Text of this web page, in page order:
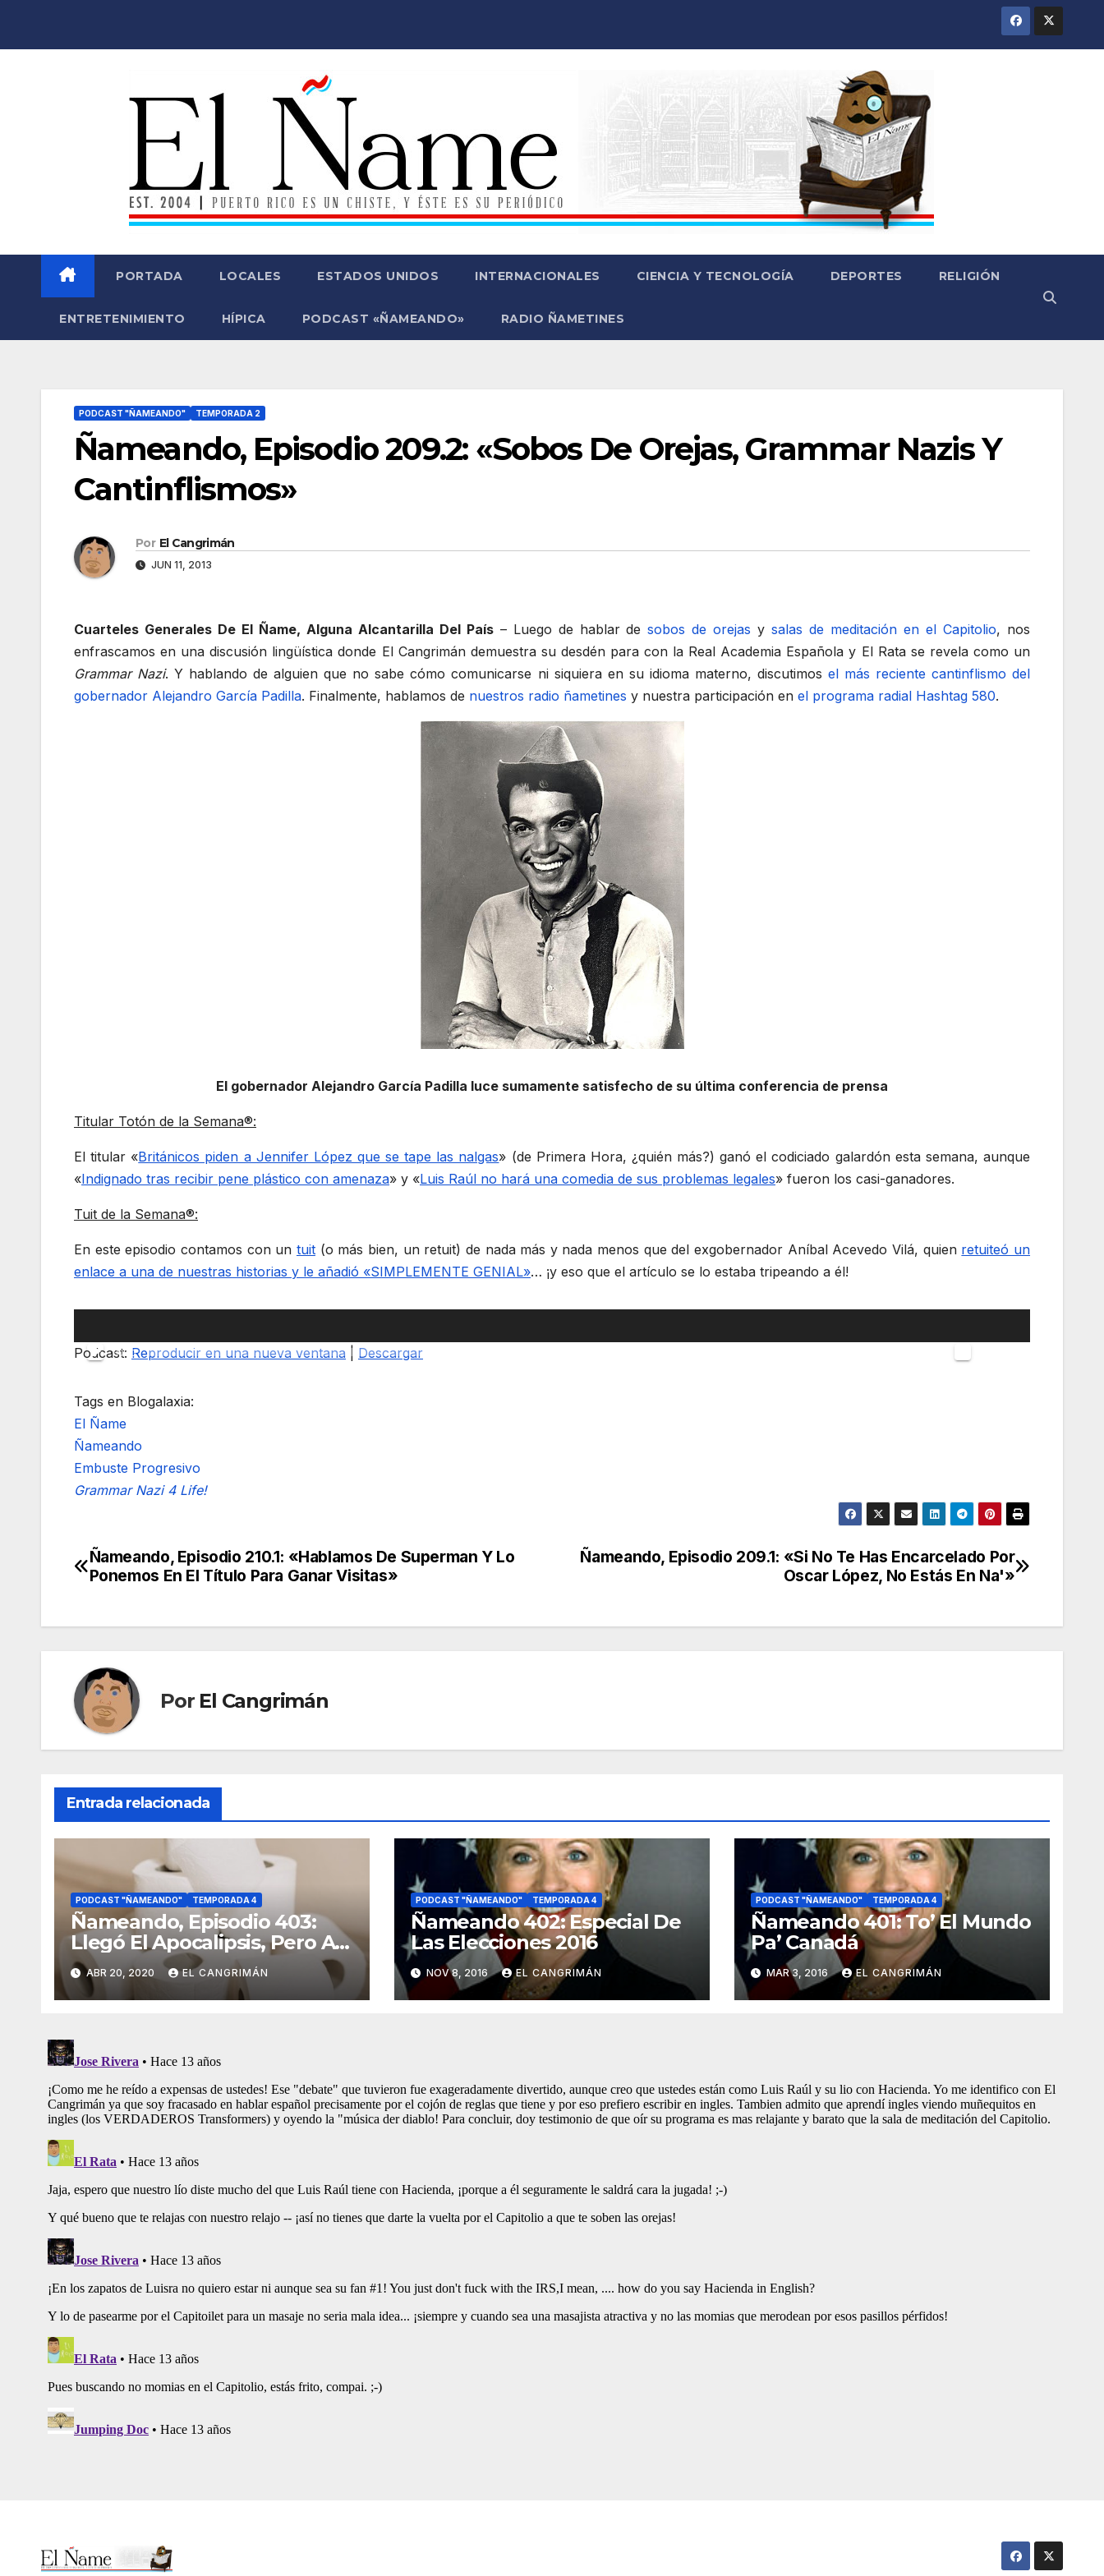
PORTADA LOCALES ESTADOS UNIDOS INTERNACIONALES CIENCIA Y TECNOLOGÍA DEPORTES RELIGIÓN
ENTRETENIMIENTO HÍPICA PODCAST «ÑAMEANDO» RADIO ÑAMETINES
PODCAST "ÑAMEANDO" TEMPORADA 2
Ñameando, Episodio 209.2: «Sobos De Orejas, Grammar Nazis Y
Cantinflismos»
Por El Cangrimán
JUN 11, 2013
Cuarteles Generales De El Ñame, Alguna Alcantarilla Del País– Luego de hablar desobos de orejas ysalas de meditación en el Capitolio, nos
enfrascamos en una discusión lingüística donde El Cangrimán demuestra su desdén para con la Real Academia Española y El Rata se revela como un
Grammar Nazi. Y hablando de alguien que no sabe cómo comunicarse ni siquiera en su idioma materno, discutimos el más reciente cantinflismo del
gobernador Alejandro García Padilla. Finalmente, hablamos de nuestros radio ñametines y nuestra participación en el programa radial Hashtag 580.
El gobernador Alejandro García Padilla luce sumamente satisfecho de su última conferencia de prensa
Titular Totón de la Semana®:
El titular «Británicos piden a Jennifer López que se tape las nalgas» (de Primera Hora, ¿quién más?) ganó el codiciado galardón esta semana, aunque
«Indignado tras recibir pene plástico con amenaza» y «Luis Raúl no hará una comedia de sus problemas legales» fueron los casi-ganadores.
Tuit de la Semana®:
En este episodio contamos con un tuit(o más bien, un retuit) de nada más y nada menos que del exgobernador Aníbal Acevedo Vilá, quien retuiteó un
enlace a una de nuestras historias y le añadió «SIMPLEMENTE GENIAL»… ¡y eso que el artículo se lo estaba tripeando a él!
de
audio
00:00
las
disminuir
volumen.
Podcast: Reproducir en una nueva ventana | Descargar
Tags en Blogalaxia:
El Ñame
Ñameando
Embuste Progresivo
Grammar Nazi 4 Life!
Navegación
entradas
Ñameando, Episodio 209.1: «Si No Te Has Encarcelado Por
Oscar López, No Estás En Na'»
Ñameando, Episodio 210.1: «Hablamos De Superman Y Lo
Ponemos En El Título Para Ganar Visitas»
Por El Cangrimán
Entrada relacionada
PODCAST "ÑAMEANDO" TEMPORADA 4
Ñameando, Episodio 403:
Llegó El Apocalipsis, Pero Al
Menos Hay Netflix
ABR 20, 2020 EL CANGRIMÁN
PODCAST "ÑAMEANDO" TEMPORADA 4
Ñameando 402: Especial De
Las Elecciones 2016
NOV 8, 2016 EL CANGRIMÁN
PODCAST "ÑAMEANDO" TEMPORADA 4
Ñameando 401: To’ El Mundo
Pa’ Canadá
MAR 3, 2016 EL CANGRIMÁN